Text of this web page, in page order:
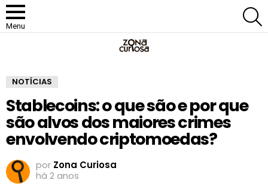
Menu
NOTÍCIAS
Stablecoins: o que são e por que
são alvos dos maiores crimes
envolvendo criptomoedas?
por Zona Curiosa
há 2 anos